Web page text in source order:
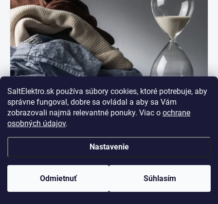
SaltElektro.sk používa súbory cookies, ktoré potrebuje, aby
správne fungoval, dobre sa ovládal a aby sa Vám
zobrazovali najmä relevantné ponuky. Viac o ochrane
osobných údajov.
Nastavenie
Odmietnuť Súhlasím
Plákanie